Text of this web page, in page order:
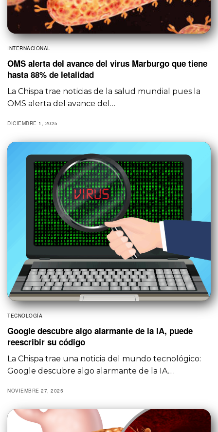
INTERNACIONAL
OMS alerta del avance del virus Marburgo que tiene
hasta 88% de letalidad
La Chispa trae noticias de la salud mundial pues la
OMS alerta del avance del…
DICIEMBRE 1, 2025
TECNOLOGÍA
Google descubre algo alarmante de la IA, puede
reescribir su código
La Chispa trae una noticia del mundo tecnológico:
Google descubre algo alarmante de la IA.…
NOVIEMBRE 27, 2025